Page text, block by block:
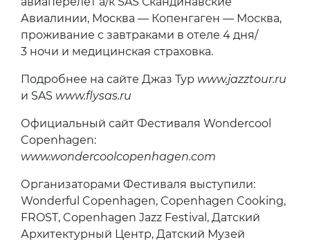
Авиалинии, Москва — Копенгаген — Москва,
проживание с завтраками в отеле 4 дня/
3 ночи и медицинская страховка.
Подробнее на сайте Джаз Тур www.jazztour.ru
и SAS www.flysas.ru
Официальный сайт Фестиваля Wondercool
Copenhagen:
www.wondercoolcopenhagen.com
Организаторами Фестиваля выступили:
Wonderful Copenhagen, Copenhagen Cooking,
FROST, Copenhagen Jazz Festival, Датский
Архитектурный Центр, Датский Музей